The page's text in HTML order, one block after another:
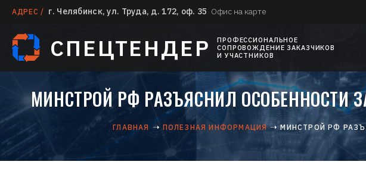
АДРЕС / г. Челябинск, ул. Труда, д. 172, оф. 35 Офис на карте
СПЕЦТЕНДЕР
ПРОФЕССИОНАЛЬНОЕ
СОПРОВОЖДЕНИЕ ЗАКАЗЧИКОВ
И УЧАСТНИКОВ
МИНСТРОЙ РФ РАЗЪЯСНИЛ ОСОБЕННОСТИ
ГЛАВНАЯ ПОЛЕЗНАЯ ИНФОРМАЦИЯ МИНСТРОЙ РФ